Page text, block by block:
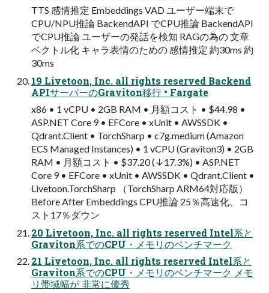
TTS 感情推定 Embeddings VAD ユーザー端末で
CPU/NPU推論 BackendAPI でCPU推論 BackendAPI
でCPU推論 ユーザーの発話を検知 RAGの為の 文章
ベクトル化 キャラ表情のための 感情推定 約30ms 約
30ms
19 Livetoon, Inc. all rights reserved Backend
APIサーバーのGraviton移行 • Fargate
x86 • 1 vCPU • 2GB RAM • 月額コスト • $44.98 •
ASP.NET Core 9 • EFCore • xUnit • AWSSDK •
Qdrant.Client • TorchSharp • c7g.medium (Amazon
ECS Managed Instances) • 1 vCPU (Graviton3) • 2GB
RAM • 月額コスト • $37.20 (↓17.3%) • ASP.NET
Core 9 • EFCore • xUnit • AWSSDK • Qdrant.Client •
Livetoon.TorchSharp （TorchSharp ARM64対応版）
Before After Embeddings CPU推論 25％高速化、コ
スト17％ダウン
20 Livetoon, Inc. all rights reserved Intel系と
Graviton系でのCPU・メモリのベンチマーク
21 Livetoon, Inc. all rights reserved Intel系と
Graviton系でのCPU・メモリのベンチマーク メモ
リ帯域幅が 非常に優秀